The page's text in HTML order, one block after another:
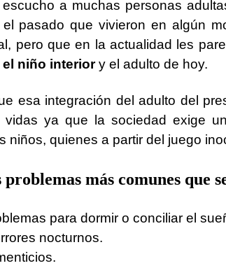
a muchas personas
pasado que vivieron en algún
pero que en la actualidad les
el niño interiory el adulto de hoy.
esa integración del adulto del
ya que la sociedad exige
niños, quienes a partir del juego
problemas más comunes que
para dormir o conciliar el
nocturnos.